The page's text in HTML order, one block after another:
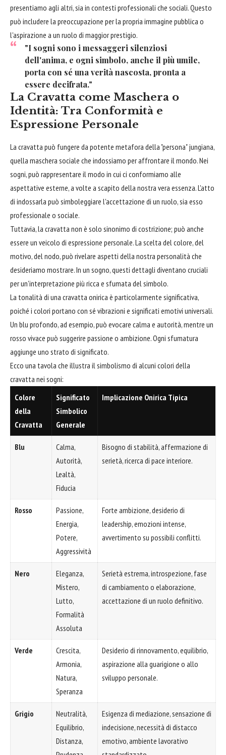
presentiamo agli altri, sia in contesti professionali che sociali. Questo
può includere la preoccupazione per la propria immagine pubblica o
l'aspirazione a un ruolo di maggior prestigio.
"I sogni sono i messaggeri silenziosi
dell'anima, e ogni simbolo, anche il più umile,
porta con sé una verità nascosta, pronta a
essere decifrata."
La Cravatta come Maschera o
Identità: Tra Conformità e
Espressione Personale
La cravatta può fungere da potente metafora della "persona" jungiana,
quella maschera sociale che indossiamo per affrontare il mondo. Nei
sogni, può rappresentare il modo in cui ci conformiamo alle
aspettative esterne, a volte a scapito della nostra vera essenza. L'atto
di indossarla può simboleggiare l'accettazione di un ruolo, sia esso
professionale o sociale.
Tuttavia, la cravatta non è solo sinonimo di costrizione; può anche
essere un veicolo di espressione personale. La scelta del colore, del
motivo, del nodo, può rivelare aspetti della nostra personalità che
desideriamo mostrare. In un sogno, questi dettagli diventano cruciali
per un'interpretazione più ricca e sfumata del simbolo.
La tonalità di una cravatta onirica è particolarmente significativa,
poiché i colori portano con sé vibrazioni e significati emotivi universali.
Un blu profondo, ad esempio, può evocare calma e autorità, mentre un
rosso vivace può suggerire passione o ambizione. Ogni sfumatura
aggiunge uno strato di significato.
Ecco una tavola che illustra il simbolismo di alcuni colori della
cravatta nei sogni:
Colore
della
Cravatta
Significato
Simbolico
Generale
Implicazione Onirica Tipica
Blu
Calma,
Autorità,
Lealtà,
Fiducia
Bisogno di stabilità, affermazione di
serietà, ricerca di pace interiore.
Rosso
Passione,
Energia,
Potere,
Aggressività
Forte ambizione, desiderio di
leadership, emozioni intense,
avvertimento su possibili conflitti.
Nero
Eleganza,
Mistero,
Lutto,
Formalità
Assoluta
Serietà estrema, introspezione, fase
di cambiamento o elaborazione,
accettazione di un ruolo definitivo.
Verde
Crescita,
Armonia,
Natura,
Speranza
Desiderio di rinnovamento, equilibrio,
aspirazione alla guarigione o allo
sviluppo personale.
Grigio
Neutralità,
Equilibrio,
Distanza,
Esigenza di mediazione, sensazione di
indecisione, necessità di distacco
emotivo, ambiente lavorativo